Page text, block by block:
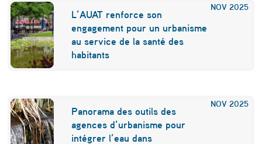
NOV 2025
L’AUAT renforce son
engagement pour un urbanisme
au service de la santé des
habitants
NOV 2025
Panorama des outils des
agences d’urbanisme pour
intégrer l’eau dans